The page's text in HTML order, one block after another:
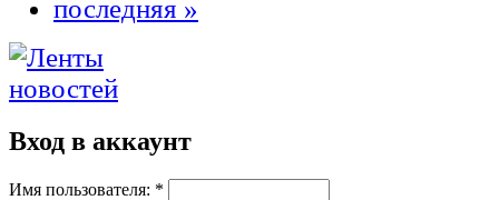
последняя »
Вход в аккаунт
Имя пользователя: *